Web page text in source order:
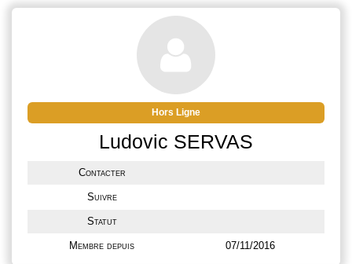
Google Play Store !
Hors Ligne
Ludovic SERVAS
Contacter
Suivre
Statut
Membre depuis 07/11/2016